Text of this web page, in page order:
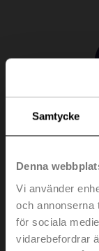
Samtycke
Denna
Vi använder
och annonserna
för sociala
vidarebefordrar
S2/